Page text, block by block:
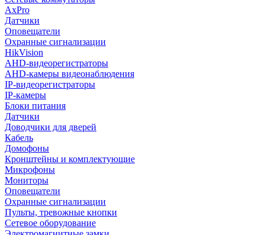
AxPro
Датчики
Оповещатели
Охранные сигнализации
HikVision
AHD-видеорегистраторы
AHD-камеры видеонаблюдения
IP-видеорегистраторы
IP-камеры
Блоки питания
Датчики
Доводчики для дверей
Кабель
Домофоны
Кронштейны и комплектующие
Микрофоны
Мониторы
Оповещатели
Охранные сигнализации
Пульты, тревожные кнопки
Сетевое оборудование